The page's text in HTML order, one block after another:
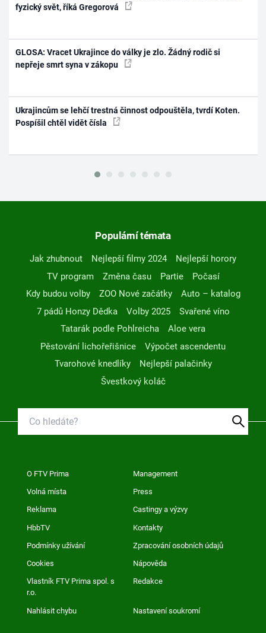
fyzický svět, říká Gregorová
GLOSA: Vracet Ukrajince do války je zlo. Žádný rodič si
nepřeje smrt syna v zákopu
Ukrajincům se lehčí trestná činnost odpouštěla, tvrdí Koten.
Pospíšil chtěl vidět čísla
Populární témata
Jak zhubnout Nejlepší filmy 2024
Nejlepší horory
TV program
Změna času Partie
Počasí
Kdy budou volby
ZOO Nové začátky
Auto – katalog
7 pádů Honzy Dědka
Volby 2025
Svařené víno
Tatarák podle Pohlreicha
Aloe vera
Pěstování lichořeřišnice
Výpočet ascendentu
Tvarohové knedlíky
Nejlepší palačinky
Švestkový koláč
O FTV Prima Management
Volná místa Press
Reklama Castingy a výzvy
HbbTV Kontakty
Podmínky užívání Zpracování osobních údajů
Cookies Nápověda
Vlastník FTV Prima spol. s
r.o.
Redakce
Nahlásit chybu Nastavení soukromí